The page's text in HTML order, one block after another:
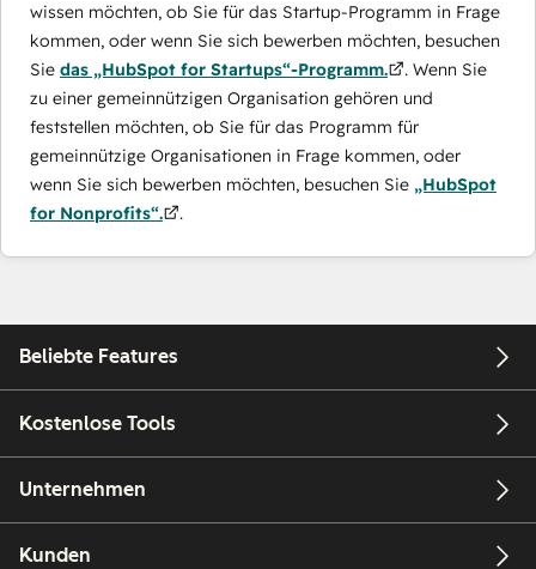
wissen möchten, ob Sie für das Startup-Programm in Frage
kommen, oder wenn Sie sich bewerben möchten, besuchen
Sie das „HubSpot for Startups“-Programm.
. Wenn Sie
zu einer gemeinnützigen Organisation gehören und
feststellen möchten, ob Sie für das Programm für
gemeinnützige Organisationen in Frage kommen, oder
wenn Sie sich bewerben möchten, besuchen Sie „HubSpot
for Nonprofits“.
.
Beliebte Features
Kostenlose Tools
Unternehmen
Kunden